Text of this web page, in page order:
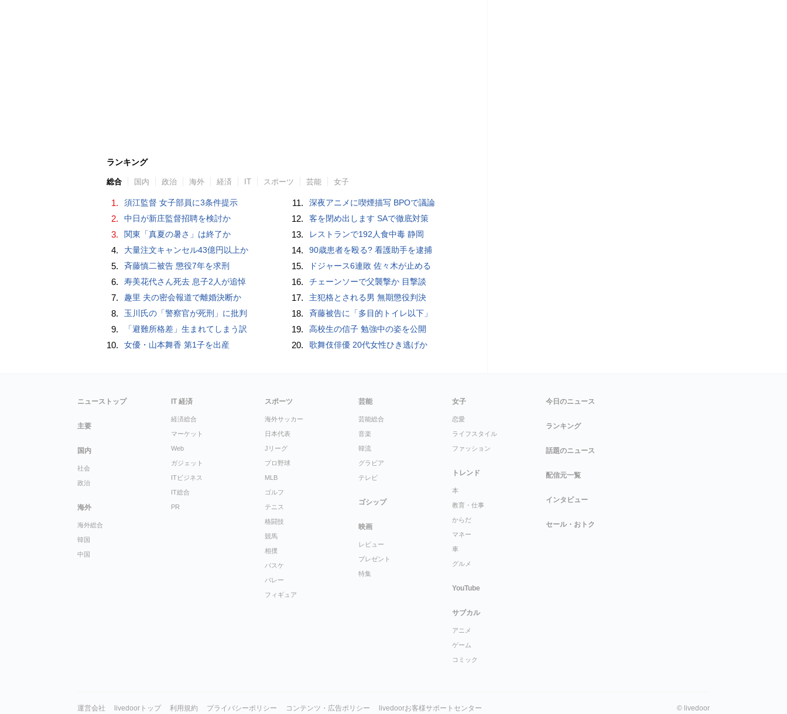
ランキング
総合 国内 政治 海外 経済 IT スポーツ 芸能 女子
1. 須江監督 女子部員に3条件提示
2. 中日が新庄監督招聘を検討か
3. 関東「真夏の暑さ」は終了か
4. 大量注文キャンセル43億円以上か
5. 斉藤慎二被告 懲役7年を求刑
6. 寿美花代さん死去 息子2人が追悼
7. 趣里 夫の密会報道で離婚決断か
8. 玉川氏の「警察官が死刑」に批判
9. 「避難所格差」生まれてしまう訳
10. 女優・山本舞香 第1子を出産
11. 深夜アニメに喫煙描写 BPOで議論
12. 客を閉め出します SAで徹底対策
13. レストランで192人食中毒 静岡
14. 90歳患者を殴る? 看護助手を逮捕
15. ドジャース6連敗 佐々木が止める
16. チェーンソーで父襲撃か 目撃談
17. 主犯格とされる男 無期懲役判決
18. 斉藤被告に「多目的トイレ以下」
19. 高校生の信子 勉強中の姿を公開
20. 歌舞伎俳優 20代女性ひき逃げか
ニューストップ
主要
国内
社会
政治
海外
海外総合
韓国
中国
IT 経済
経済総合
マーケット
Web
ガジェット
ITビジネス
IT総合
PR
スポーツ
海外サッカー
日本代表
Jリーグ
プロ野球
MLB
ゴルフ
テニス
格闘技
競馬
相撲
バスケ
バレー
フィギュア
芸能
芸能総合
音楽
韓流
グラビア
テレビ
ゴシップ
映画
レビュー
プレゼント
特集
女子
恋愛
ライフスタイル
ファッション
トレンド
本
教育・仕事
からだ
マネー
車
グルメ
YouTube
サブカル
アニメ
ゲーム
コミック
今日のニュース
ランキング
話題のニュース
配信元一覧
インタビュー
セール・おトク
運営会社 livedoorトップ 利用規約 プライバシーポリシー コンテンツ・広告ポリシー livedoorお客様サポートセンター © livedoor